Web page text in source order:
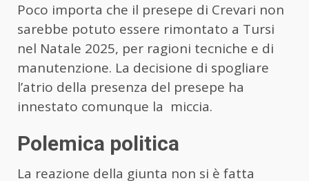
Poco importa che il presepe di Crevari non
sarebbe potuto essere rimontato a Tursi
nel Natale 2025, per ragioni tecniche e di
manutenzione. La decisione di spogliare
l’atrio della presenza del presepe ha
innestato comunque la miccia.
Polemica politica
La reazione della giunta non si è fatta